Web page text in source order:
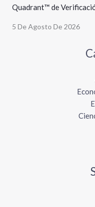
Quadrant™ de
5 De Agosto De 2026